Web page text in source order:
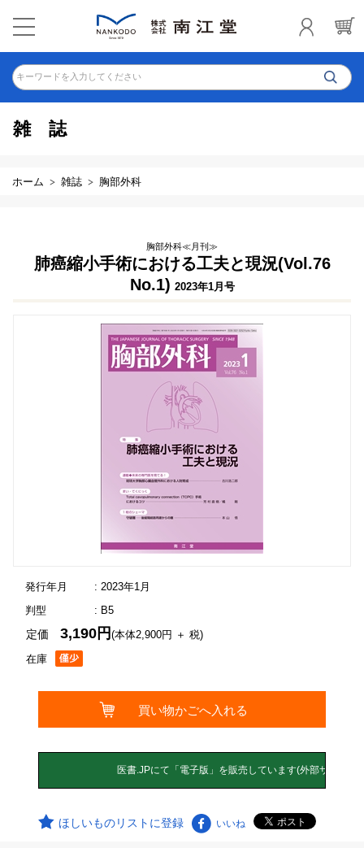
キーワードを入力してください
雑誌
ホーム 雑誌 胸部外科
胸部外科≪月刊≫
肺癌縮小手術における工夫と現況(Vol.76
No.1) 2023年1月号
発行年月
: 2023年1月
判型
: B5
在庫
定価3,190円(本体2,900円 ＋ 税)
ほしいものリストに登録 いいね